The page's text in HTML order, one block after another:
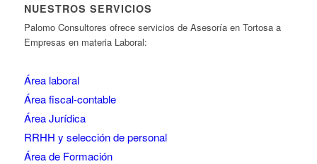
NUESTROS SERVICIOS
Palomo Consultores ofrece servicios de Asesoría en Tortosa a
Empresas en materia Laboral:
Área laboral
Área fiscal-contable
Área Jurídica
RRHH y selección de personal
Área de Formación